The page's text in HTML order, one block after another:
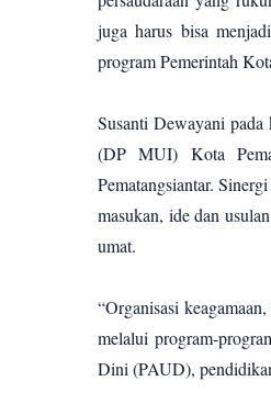
juga harus bisa
program Pemerintah
Susanti Dewayani
(DP MUI) Kota
Pematangsiantar.
masukan, ide dan
umat.
“Organisasi
melalui program-
Dini (PAUD),